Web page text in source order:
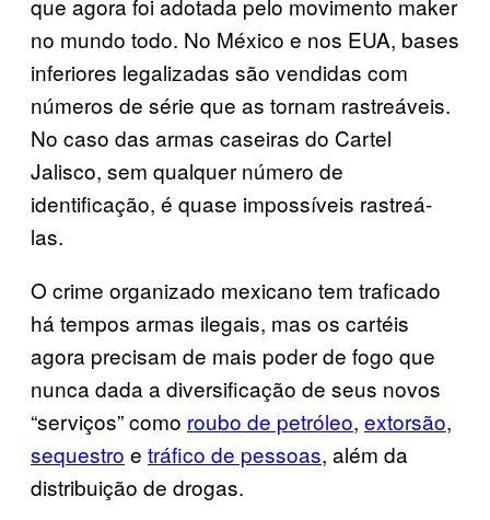
no mundo todo. No México e nos EUA, bases
inferiores legalizadas são vendidas com
números de série que as tornam rastreáveis.
No caso das armas caseiras do Cartel
Jalisco, sem qualquer número de
identificação, é quase impossíveis rastreá-
las.
O crime organizado mexicano tem traficado
há tempos armas ilegais, mas os cartéis
agora precisam de mais poder de fogo que
nunca dada a diversificação de seus novos
“serviços” como roubo de petróleo, extorsão,
sequestro e tráfico de pessoas, além da
distribuição de drogas.